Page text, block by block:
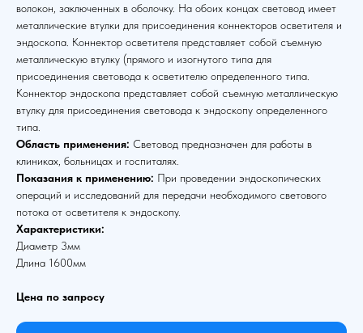
волокон, заключенных в оболочку. На обоих концах световод имеет
металлические втулки для присоединения коннекторов осветителя и
эндоскопа. Коннектор осветителя представляет собой съемную
металлическую втулку (прямого и изогнутого типа для
присоединения световода к осветителю определенного типа.
Коннектор эндоскопа представляет собой съемную металлическую
втулку для присоединения световода к эндоскопу определенного
типа.
Область применения: Световод предназначен для работы в
клиниках, больницах и госпиталях.
Показания к применению: При проведении эндоскопических
операций и исследований для передачи необходимого светового
потока от осветителя к эндоскопу.
Характеристики:
Диаметр 3мм
Длина 1600мм
Цена по запросу